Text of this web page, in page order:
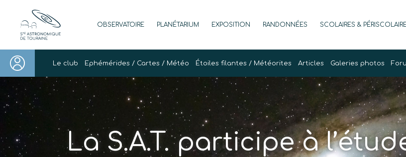
content
Société Astronomique de Touraine
Un regard plus NET sur notre univers
OBSERVATOIRE PLANÉTARIUM EXPOSITION RANDONNÉES SCOLAIRES &
Le club Ephémérides / Cartes / Météo Étoiles filantes / Météorites Articles Galeries photos
La S.A.T. participe à